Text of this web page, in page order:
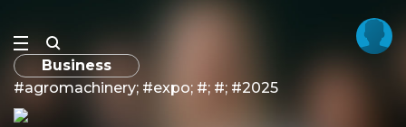
Business
#agromachinery; #expo; #; #; #2025